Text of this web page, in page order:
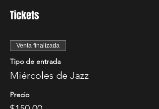
Tickets
Venta finalizada
Tipo de entrada
Miércoles de Jazz
Precio